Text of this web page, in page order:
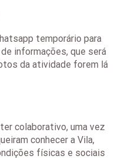
temporário para
informações, que será
da atividade forem lá
colaborativo, uma vez
conhecer a Vila,
físicas e sociais